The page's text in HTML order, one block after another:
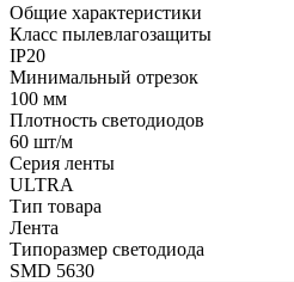
Общие характеристики
Класс пылевлагозащиты
IP20
Минимальный отрезок
100 мм
Плотность светодиодов
60 шт/м
Серия ленты
ULTRA
Тип товара
Лента
Типоразмер светодиода
SMD 5630